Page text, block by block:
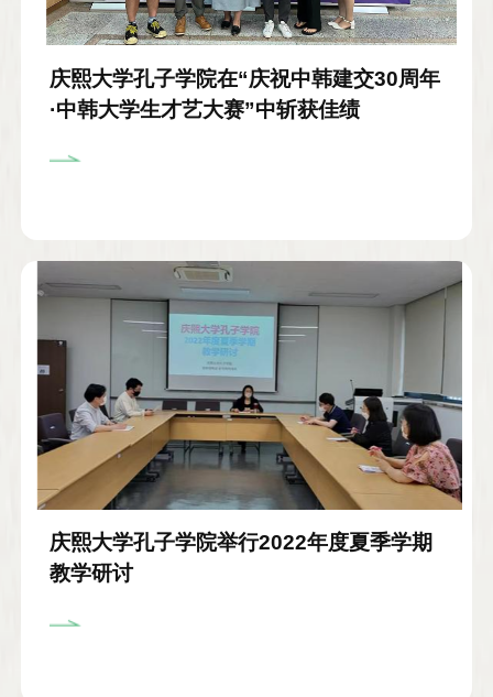
庆熙大学孔子学院在“庆祝中韩建交30周年
·中韩大学生才艺大赛”中斩获佳绩
庆熙大学孔子学院举行2022年度夏季学期
教学研讨